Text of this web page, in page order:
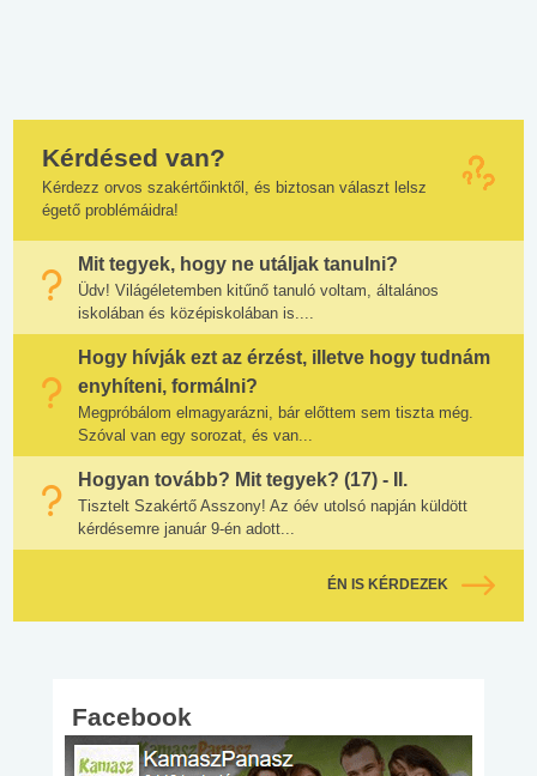
Kérdésed van?
Kérdezz orvos szakértőinktől, és biztosan választ lelsz
égető problémáidra!
Mit tegyek, hogy ne utáljak tanulni?
Üdv! Világéletemben kitűnő tanuló voltam, általános
iskolában és középiskolában is....
Hogy hívják ezt az érzést, illetve hogy tudnám
enyhíteni, formálni?
Megpróbálom elmagyarázni, bár előttem sem tiszta még.
Szóval van egy sorozat, és van...
Hogyan tovább? Mit tegyek? (17) - II.
Tisztelt Szakértő Asszony! Az óév utolsó napján küldött
kérdésemre január 9-én adott...
ÉN IS KÉRDEZEK
Facebook